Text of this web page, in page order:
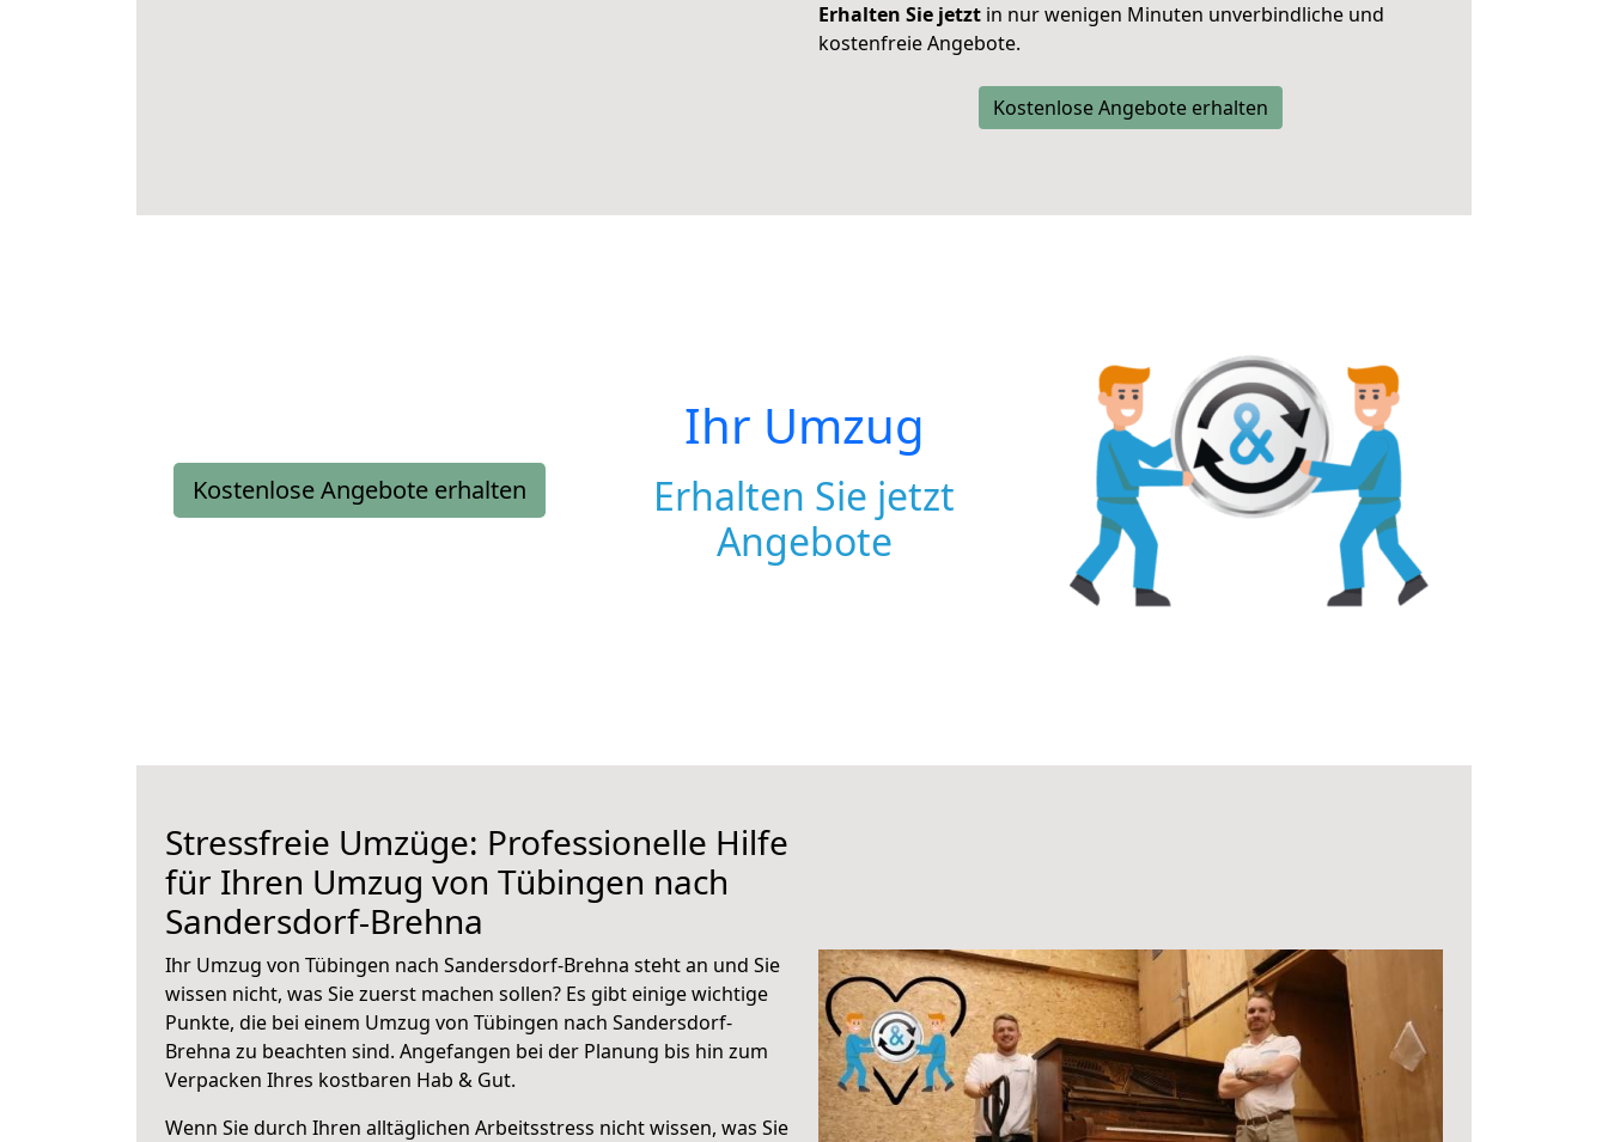
Erhalten Sie jetzt in nur wenigen Minuten unverbindliche und
kostenfreie Angebote.
Kostenlose Angebote erhalten
Kostenlose Angebote erhalten
Ihr Umzug
Erhalten Sie jetzt
Angebote
Stressfreie Umzüge: Professionelle Hilfe
für Ihren Umzug von Tübingen nach
Sandersdorf-Brehna
Ihr Umzug von Tübingen nach Sandersdorf-Brehna steht an und Sie
wissen nicht, was Sie zuerst machen sollen? Es gibt einige wichtige
Punkte, die bei einem Umzug von Tübingen nach Sandersdorf-
Brehna zu beachten sind. Angefangen bei der Planung bis hin zum
Verpacken Ihres kostbaren Hab & Gut.
Wenn Sie durch Ihren alltäglichen Arbeitsstress nicht wissen, was Sie